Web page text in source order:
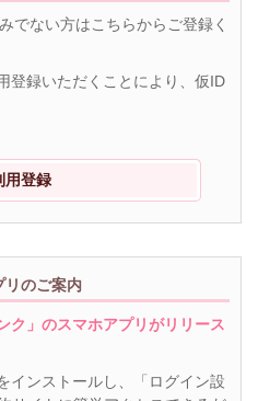
でない方はこちらからご登録く
登録いただくことにより、仮ID
用登録
リのご案内
ク」のスマホアプリがリリース
インストールし、「ログイン設